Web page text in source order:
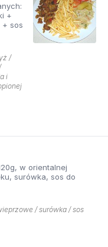
+ sos
/
i
/ surówka / sos